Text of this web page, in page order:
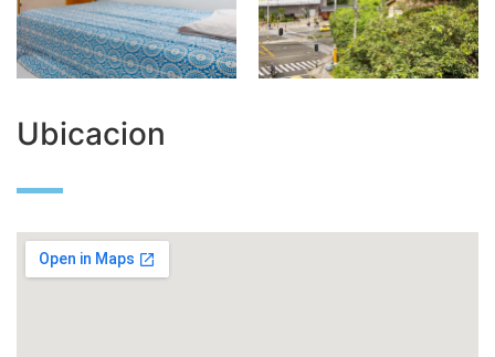
Ubicacion